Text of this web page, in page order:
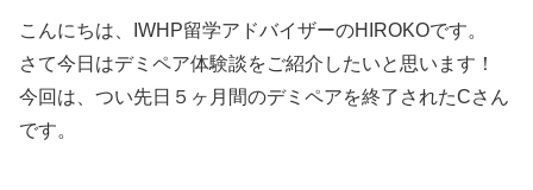
こんにちは、IWHP留学アドバイザーのHIROKOです。
さて今日はデミペア体験談をご紹介したいと思います！
今回は、つい先日５ヶ月間のデミペアを終了されたCさん
です。